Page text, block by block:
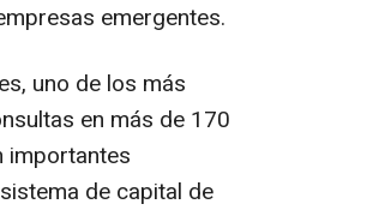
emergentes.
uno de los más
en más de 170
importantes
de capital de